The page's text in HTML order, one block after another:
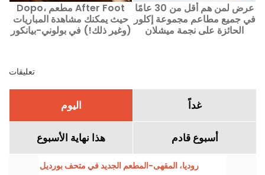
Dopo، مطعم After Foot
حيث يمكنك مشاهدة المباريات
(وغير ذلك!) في بولوني-بيانكور
عرض لمن هم أقل من 30 عامًا
في جميع مطاعم مجموعة إكلور
الحائزة على نجمة ميشلان
تعليقات
اليوم غداً
هذا نهاية الأسبوع أسبوع قادم
روديا، المقهى-المطعم الجديد في متحف بورديل